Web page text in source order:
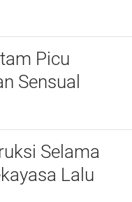
Picu
Sensual
Selama
Lalu